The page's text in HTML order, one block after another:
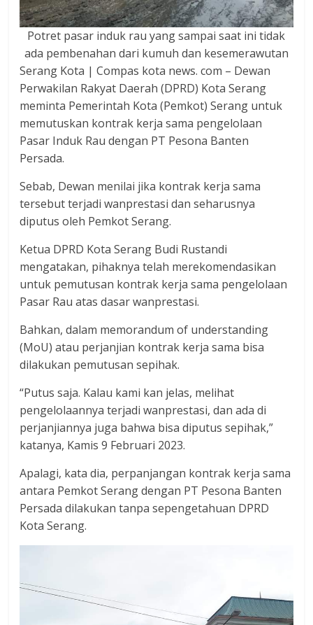
dan
berimbang.
Potret pasar induk rau yang sampai saat ini tidak
ada pembenahan dari kumuh dan kesemerawutan
Serang Kota | Compas kota news. com – Dewan
Perwakilan Rakyat Daerah (DPRD) Kota Serang
meminta Pemerintah Kota (Pemkot) Serang untuk
memutuskan kontrak kerja sama pengelolaan
Pasar Induk Rau dengan PT Pesona Banten
Persada.
Sebab, Dewan menilai jika kontrak kerja sama
tersebut terjadi wanprestasi dan seharusnya
diputus oleh Pemkot Serang.
Ketua DPRD Kota Serang Budi Rustandi
mengatakan, pihaknya telah merekomendasikan
untuk pemutusan kontrak kerja sama pengelolaan
Pasar Rau atas dasar wanprestasi.
Bahkan, dalam memorandum of understanding
(MoU) atau perjanjian kontrak kerja sama bisa
dilakukan pemutusan sepihak.
“Putus saja. Kalau kami kan jelas, melihat
pengelolaannya terjadi wanprestasi, dan ada di
perjanjiannya juga bahwa bisa diputus sepihak,”
katanya, Kamis 9 Februari 2023.
Apalagi, kata dia, perpanjangan kontrak kerja sama
antara Pemkot Serang dengan PT Pesona Banten
Persada dilakukan tanpa sepengetahuan DPRD
Kota Serang.